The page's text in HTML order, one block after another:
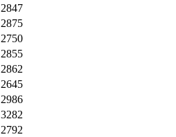
2847
2875
2750
2855
2862
2645
2986
3282
2792